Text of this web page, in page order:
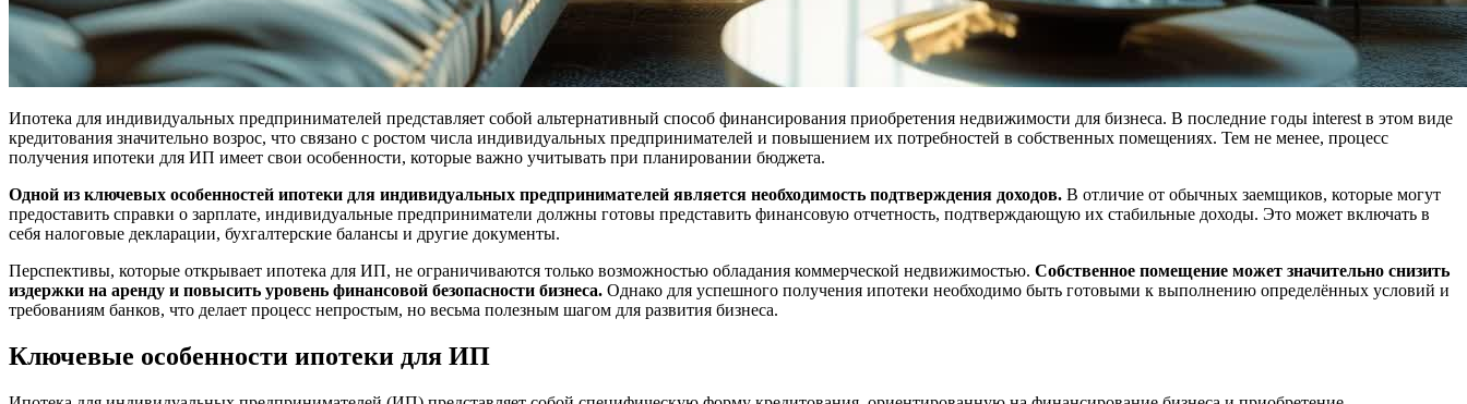
Ипотека для индивидуальных предпринимателей представляет собой альтернативный способ финансирования приобретения недвижимости для бизнеса. В последние годы interest в этом виде
кредитования значительно возрос, что связано с ростом числа индивидуальных предпринимателей и повышением их потребностей в собственных помещениях. Тем не менее, процесс
получения ипотеки для ИП имеет свои особенности, которые важно учитывать при планировании бюджета.
Одной из ключевых особенностей ипотеки для индивидуальных предпринимателей является необходимость подтверждения доходов. В отличие от обычных заемщиков, которые могут
предоставить справки о зарплате, индивидуальные предприниматели должны готовы представить финансовую отчетность, подтверждающую их стабильные доходы. Это может включать в
себя налоговые декларации, бухгалтерские балансы и другие документы.
Перспективы, которые открывает ипотека для ИП, не ограничиваются только возможностью обладания коммерческой недвижимостью. Собственное помещение может значительно снизить
издержки на аренду и повысить уровень финансовой безопасности бизнеса. Однако для успешного получения ипотеки необходимо быть готовыми к выполнению определённых условий и
требованиям банков, что делает процесс непростым, но весьма полезным шагом для развития бизнеса.
Ключевые особенности ипотеки для ИП